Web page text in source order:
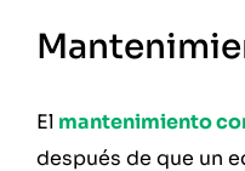
El mantenimiento
después de que un